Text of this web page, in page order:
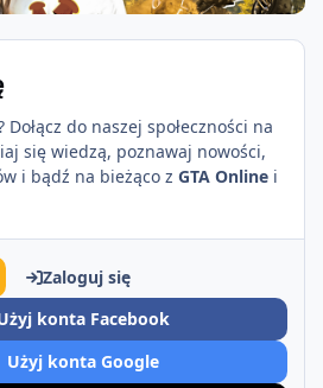
Dołącz do naszej społeczności na
się wiedzą, poznawaj nowości,
i bądź na bieżąco z GTA Online i
Zaloguj się
konta Facebook
Użyj konta Google